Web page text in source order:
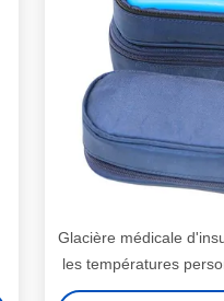
Glacière médicale
les températures
à